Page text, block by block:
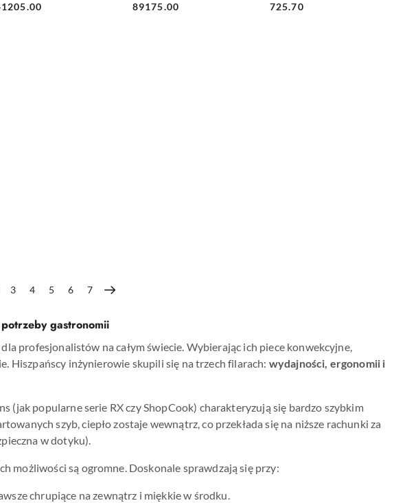
Cena:
89175.00
Cena:
725.70
3 4 5 6 7
gastronomii
profesjonalistów na całym świecie. Wybierając ich piece konwekcyjne,
Hiszpańscy inżynierowie skupili się na trzech filarach: wydajności, ergonomii i
(jak popularne serie RX czy ShopCook) charakteryzują się bardzo szybkim
szyb, ciepło zostaje wewnątrz, co przekłada się na niższe rachunki za
w dotyku).
możliwości są ogromne. Doskonale sprawdzają się przy:
chrupiące na zewnątrz i miękkie w środku.